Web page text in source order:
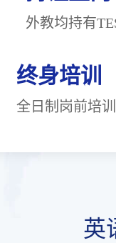
外教均
终身培训
全日制岗前培
英